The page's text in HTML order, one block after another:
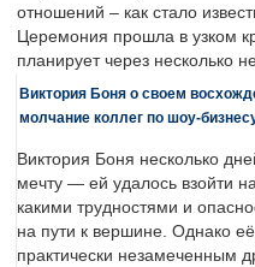
отношений – как стало
Церемония прошла в узком
планирует через несколько
Виктория Боня о своем
молчание коллег по шоу-
Виктория Боня несколько
мечту — ей удалось взойти
какими трудностями и
на пути к вершине. Однако её
практически незамеченным